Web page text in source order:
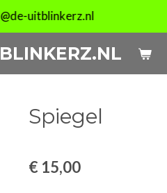
uitblinkerz.nl
Spiegel
€ 15,00